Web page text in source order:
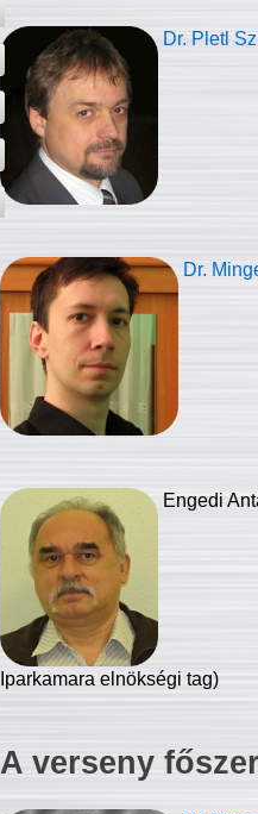
Dr. Pletl
Dr.
Engedi
Iparkamara elnökségi tag)
A verseny